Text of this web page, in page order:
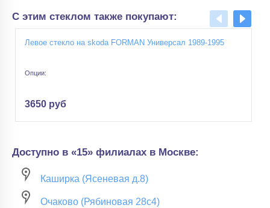
С этим стеклом также покупают:
Левое cтекло на skoda FORMAN Универсал 1989-1995
Опции:
3650 руб
Доступно в «15» филиалах в Москве:
Каширка (Ясеневая д.8)
Очаково (Рябиновая 28с4)